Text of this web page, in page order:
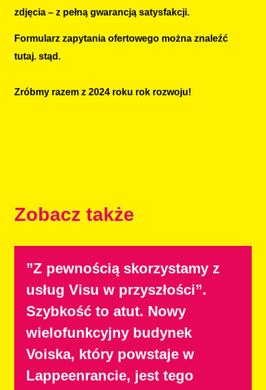
zdjęcia – z pełną gwarancją satysfakcji.
Formularz zapytania ofertowego można znaleźć
tutaj. stąd .
Zróbmy razem z 2024 roku rok rozwoju!
Zobacz także
”Z pewnością skorzystamy z
usług Visu w przyszłości”.
Szybkość to atut. Nowy
wielofunkcyjny budynek
Voiska, który powstaje w
Lappeenrancie, jest tego